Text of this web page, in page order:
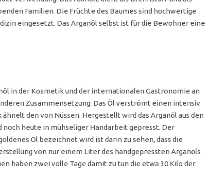
Familien. Die Früchte des Baumes sind hochwertige
eingesetzt. Das Arganöl selbst ist für die Bewohner eine
in der Kosmetik und der internationalen Gastronomie an
Zusammensetzung. Das Öl verströmt einen intensiv
ähnelt den von Nüssen. Hergestellt wird das Arganöl aus den
noch heute in mühseliger Handarbeit gepresst. Der
Öl bezeichnet wird ist darin zu sehen, dass die
von nur einem Liter des handgepressten Arganöls
haben zwei volle Tage damit zu tun die etwa 30 Kilo der